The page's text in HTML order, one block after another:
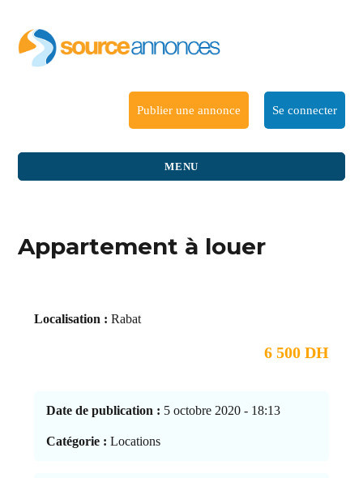
Publier une annonce Se connecter
MENU
Appartement à louer
Localisation : Rabat
6 500 DH
Date de publication : 5 octobre 2020 - 18:13
Catégorie : Locations